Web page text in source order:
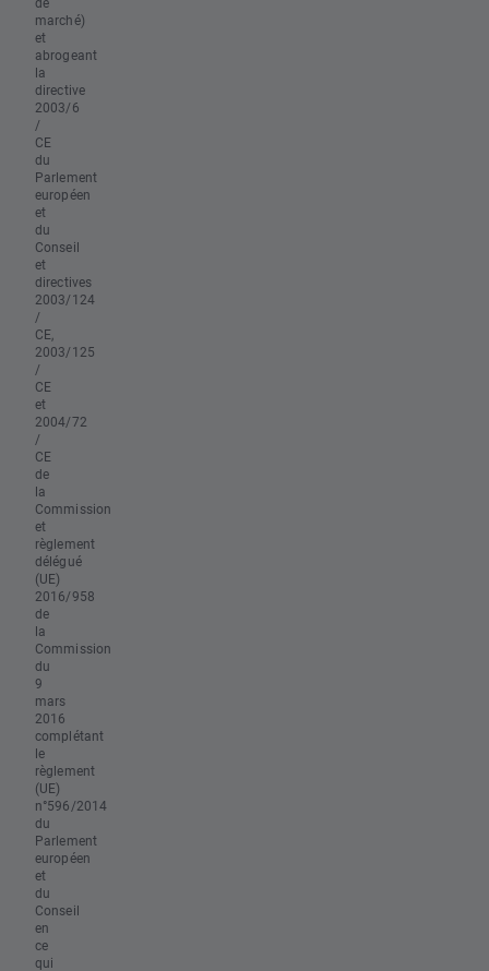
marché)
et
abrogeant
la
directive
2003/6
/
CE
du
Parlement
européen
et
du
Conseil
et
directives
2003/124
/
CE,
2003/125
/
CE
et
2004/72
/
CE
de
la
Commission
et
règlement
délégué
(UE)
2016/958
de
la
Commission
du
9
mars
2016
complétant
le
règlement
(UE)
n°596/2014
du
Parlement
européen
et
du
Conseil
en
ce
qui